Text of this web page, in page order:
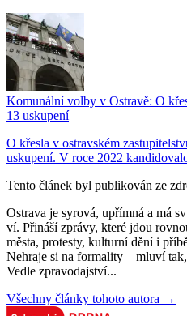
Komunální volby v Ostravě: O
13 uskupení
O křesla v ostravském
uskupení. V roce 2022
Tento článek byl publikován ze
Ostrava je syrová, upřímná a má
ví. Přináší zprávy, které jdou
města, protesty, kulturní dění i
Nehraje si na formality – mluví
Vedle zpravodajství...
Všechny články tohoto autora →